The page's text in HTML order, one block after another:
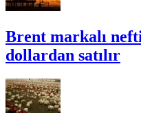
Brent markalı
dollardan satılır